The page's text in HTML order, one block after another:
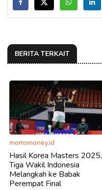
BERITA TERKAIT
momsmoney.id
Hasil Korea Masters 2025,
Tiga Wakil Indonesia
Melangkah ke Babak
Perempat Final